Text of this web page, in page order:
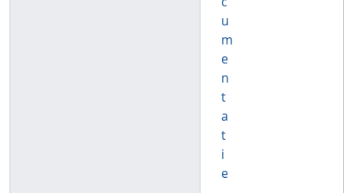
u
m
e
n
t
a
t
i
e